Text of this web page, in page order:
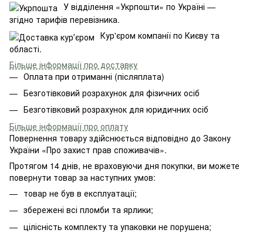
У відділення «Укрпошти» по Україні —
згідно тарифів перевізника.
Кур'єром компанії по Києву та
області.
Більше інформації про доставку
Оплата при отриманні (післяплата)
Безготівковий розрахунок для фізичних осіб
Безготівковий розрахунок для юридичних осіб
Більше інформації про оплату
Повернення товару здійснюється відповідно до Закону
України «Про захист прав споживачів».
Протягом 14 днів, не враховуючи дня покупки, ви можете
повернути товар за наступних умов:
товар не був в експлуатації;
збережені всі пломби та ярлики;
цілісність комплекту та упаковки не порушена;